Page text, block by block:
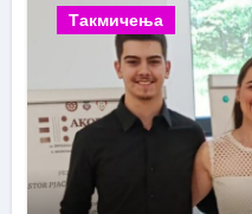
Такмичења